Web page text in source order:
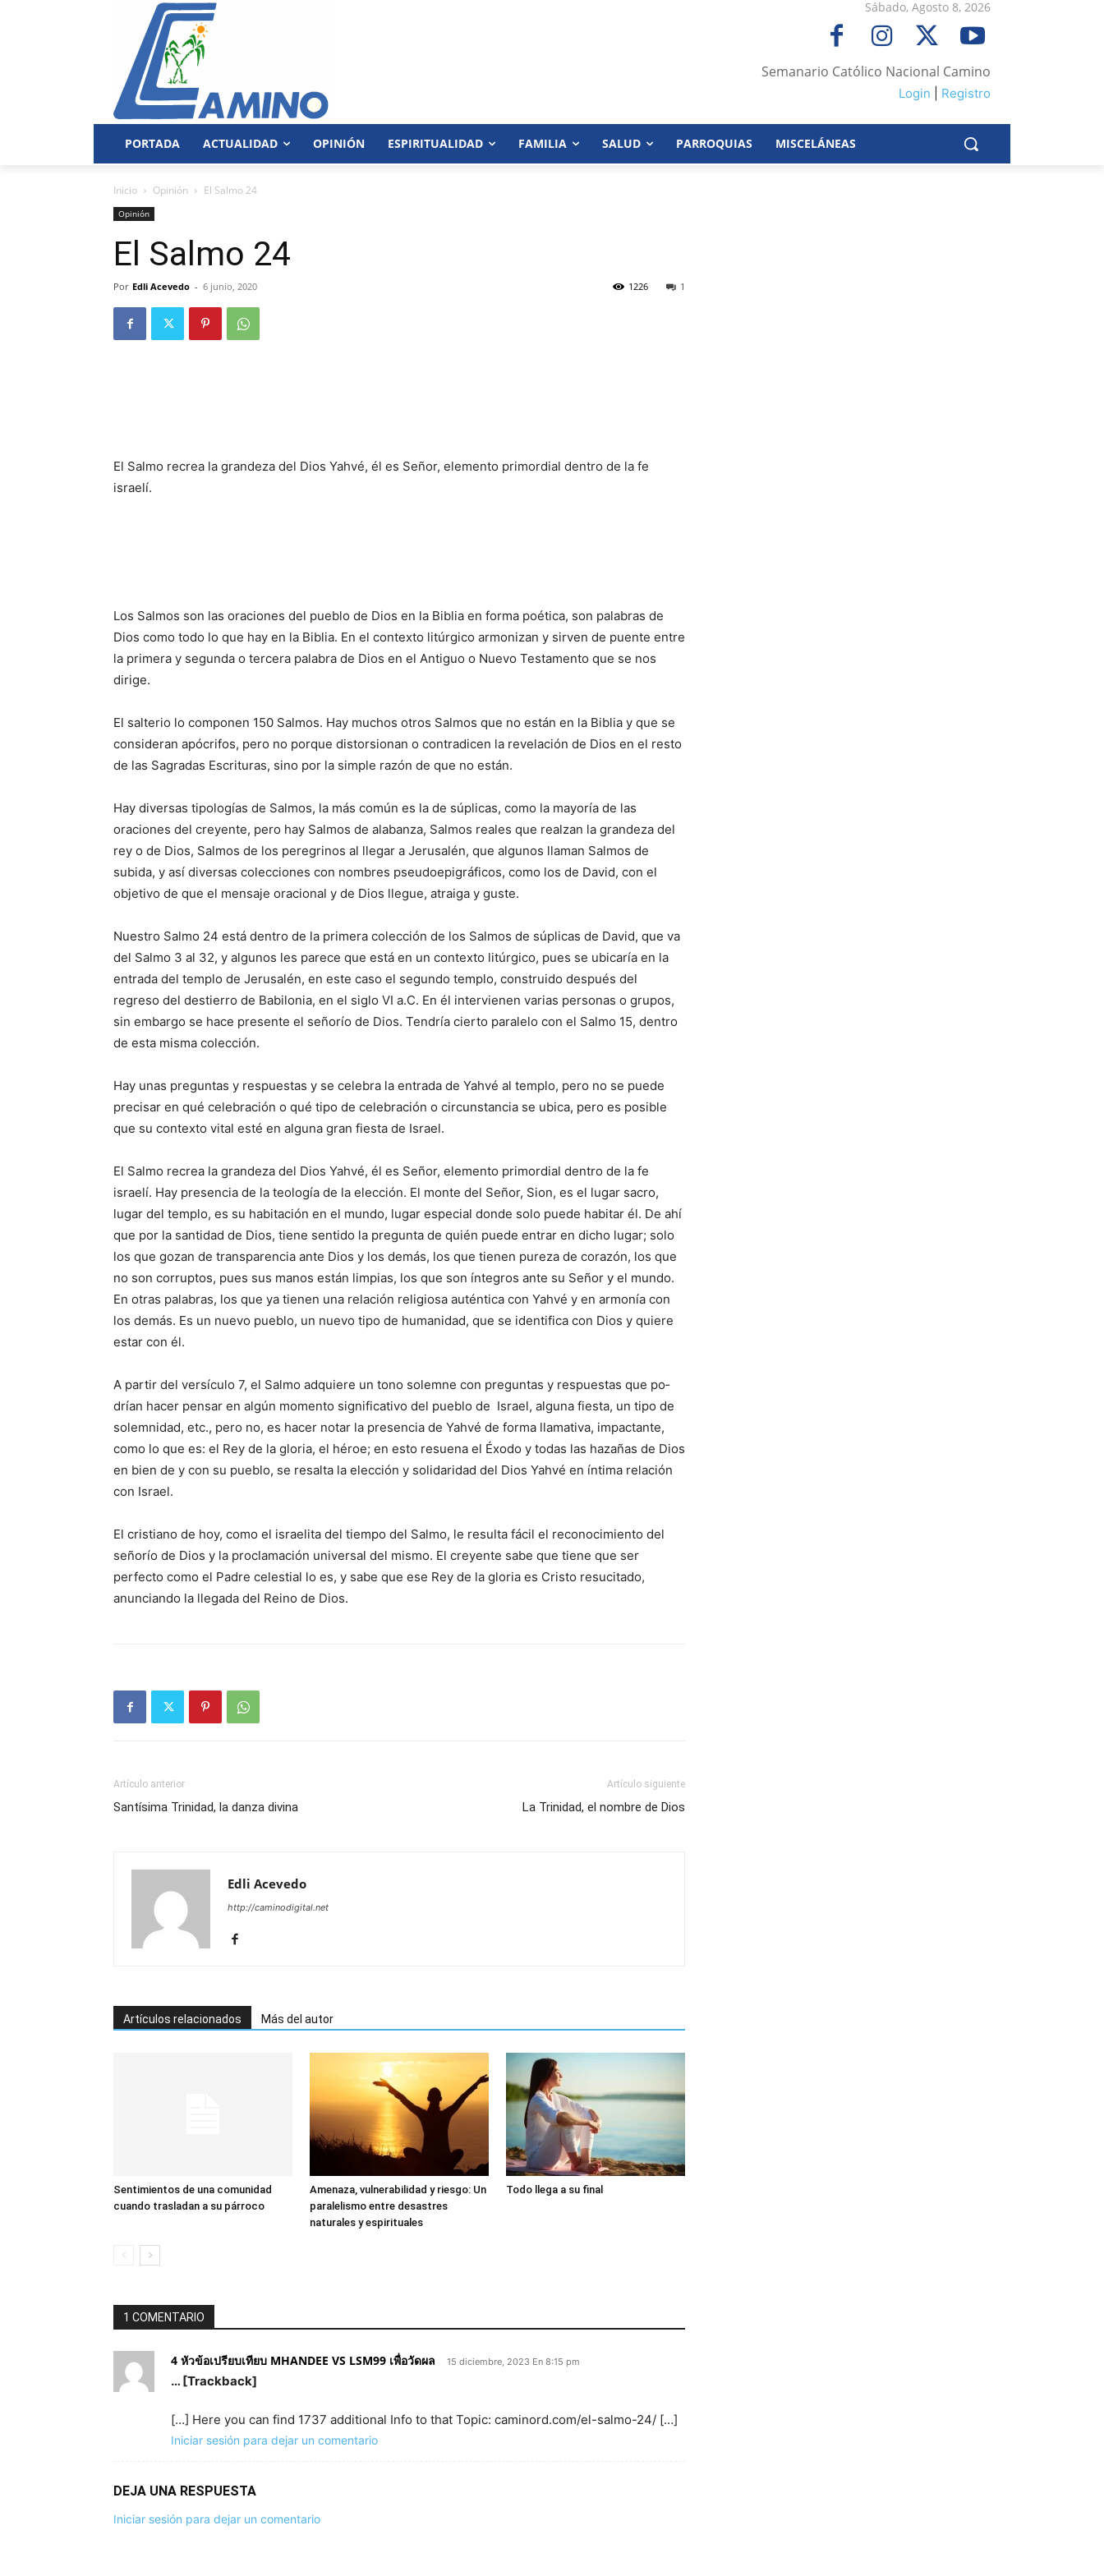
Sábado, Agosto 8, 2026
Semanario Católico Nacional Camino
Login Registro
PORTADA ACTUALIDAD OPINIÓN ESPIRITUALIDAD FAMILIA SALUD PARROQUIAS MISCELÁNEAS
Inicio Opinión El Salmo 24
Opinión
El Salmo 24
Por Edli Acevedo - 6 junio, 2020 1
1226
El Salmo recrea la grandeza del Dios Yahvé, él es Señor, elemento primordial dentro de la fe
israelí.
Los Salmos son las oraciones del pueblo de Dios en la Biblia en forma poética, son palabras de
Dios como todo lo que hay en la Biblia. En el contexto litúrgico armonizan y sirven de puente entre
la primera y segunda o tercera palabra de Dios en el Antiguo o Nuevo Testamento que se nos
dirige.
El salterio lo componen 150 Salmos. Hay muchos otros Salmos que no están en la Biblia y que se
consideran apócrifos, pero no por­que distorsionan o contradicen la revelación de Dios en el resto
de las Sagradas Escrituras, sino por la simple razón de que no están.
Hay diversas tipologías de Sal­mos, la más común es la de súplicas, como la mayoría de las
oraciones del creyente, pero hay Salmos de alabanza, Salmos reales que realzan la grandeza del
rey o de Dios, Salmos de los peregrinos al llegar a Jerusalén, que algunos llaman Salmos de
subida, y así diversas colecciones con nombres pseudoepigráficos, como los de David, con el
objetivo de que el mensaje oracional y de Dios llegue, atraiga y guste.
Nuestro Salmo 24 está dentro de la primera colección de los Sal­mos de súplicas de David, que va
del Salmo 3 al 32, y algunos les parece que está en un contexto litúrgico, pues se ubicaría en la
entrada del templo de Jerusalén, en este caso el segundo templo, construido después del
regreso del destierro de Babilonia, en el siglo VI a.C. En él intervienen varias personas o grupos,
sin embargo se hace presente el señorío de Dios. Tendría cierto paralelo con el Sal­mo 15, dentro
de esta misma colección.
Hay unas preguntas y respuestas y se celebra la entrada de Yah­vé al templo, pero no se puede
precisar en qué celebración o qué tipo de celebración o circunstancia se ubica, pero es posible
que su contexto vital esté en alguna gran fiesta de Israel.
El Salmo recrea la grandeza del Dios Yahvé, él es Señor, elemento primordial dentro de la fe
israelí. Hay presencia de la teología de la elección. El monte del Señor, Sion, es el lugar sacro,
lugar del templo, es su habitación en el mundo, lugar especial donde solo puede habitar él. De ahí
que por la santidad de Dios, tiene sentido la pregunta de quién puede entrar en dicho lugar; solo
los que gozan de transparencia ante Dios y los de­más, los que tienen pureza de corazón, los que
no son corruptos, pues sus manos están limpias, los que son íntegros ante su Señor y el mundo.
En otras palabras, los que ya tienen una relación religiosa auténtica con Yahvé y en armonía con
los demás. Es un nuevo pue­blo, un nuevo tipo de humanidad, que se identifica con Dios y quiere
estar con él.
A partir del versículo 7, el Sal­mo adquiere un tono solemne con preguntas y respuestas que po­
drían hacer pensar en algún mo­mento significativo del pueblo de Israel, alguna fiesta, un tipo de
solemnidad, etc., pero no, es hacer notar la presencia de Yahvé de for­ma llamativa, impactante,
como lo que es: el Rey de la gloria, el hé­roe; en esto resuena el Éxodo y todas las hazañas de Dios
en bien de y con su pueblo, se resalta la elección y solidaridad del Dios Yahvé en íntima relación
con Israel.
El cristiano de hoy, como el israelita del tiempo del Salmo, le resulta fácil el reconocimiento del
señorío de Dios y la proclamación universal del mismo. El creyente sabe que tiene que ser
perfecto como el Padre celestial lo es, y sabe que ese Rey de la gloria es Cristo resucitado,
anunciando la llegada del Reino de Dios.
Artículo anterior
Santísima Trinidad, la danza divina
Artículo siguiente
La Trinidad, el nombre de Dios
Edli Acevedo
http://caminodigital.net
Artículos relacionados Más del autor
Sentimientos de una comunidad
cuando trasladan a su párroco
Amenaza, vulnerabilidad y riesgo: Un
paralelismo entre desastres
naturales y espirituales
Todo llega a su final
1 COMENTARIO
4 หัวข้อเปรียบเทียบ MHANDEE VS LSM99 เพื่อวัดผล 15 diciembre, 2023 En 8:15 pm
… [Trackback]
[…] Here you can find 1737 additional Info to that Topic: caminord.com/el-salmo-24/ […]
Iniciar sesión para dejar un comentario
DEJA UNA RESPUESTA
Iniciar sesión para dejar un comentario